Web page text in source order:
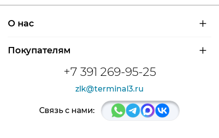
+7 391 269-95-25
zlk@terminal3.ru
О нас
Сертификаты на продукцию
Покупателям
Доставка и оплата
Расшифровка маркировки подшипников
Связь с нами: